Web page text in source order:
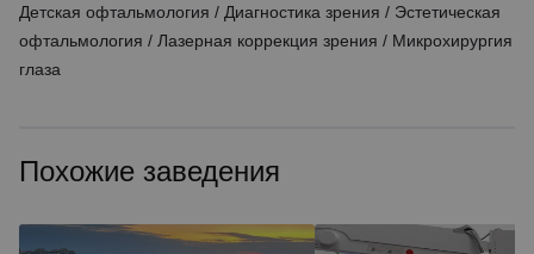
Детская офтальмология / Диагностика зрения / Эстетическая
офтальмология / Лазерная коррекция зрения / Микрохирургия
глаза
Похожие заведения